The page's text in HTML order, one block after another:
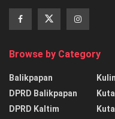
Browse by Category
Balikpapan
DPRD Balikpapan
DPRD Kaltim